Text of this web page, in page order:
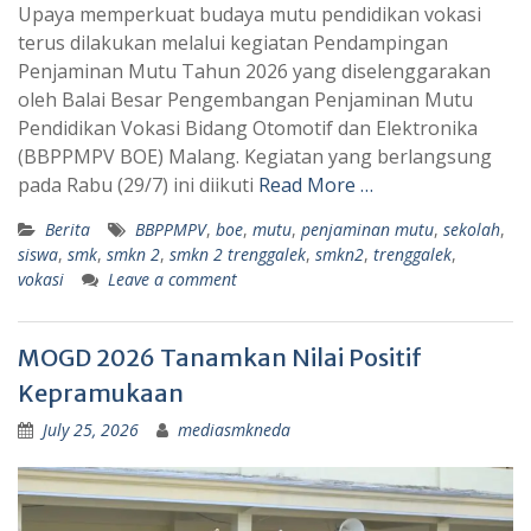
Upaya memperkuat budaya mutu pendidikan vokasi
terus dilakukan melalui kegiatan Pendampingan
Penjaminan Mutu Tahun 2026 yang diselenggarakan
oleh Balai Besar Pengembangan Penjaminan Mutu
Pendidikan Vokasi Bidang Otomotif dan Elektronika
(BBPPMPV BOE) Malang. Kegiatan yang berlangsung
pada Rabu (29/7) ini diikuti Read More …
Berita BBPPMPV, boe, mutu, penjaminan mutu, sekolah,
siswa, smk, smkn 2, smkn 2 trenggalek, smkn2, trenggalek,
vokasi
Leave a comment
MOGD 2026 Tanamkan Nilai Positif
Kepramukaan
July 25, 2026 mediasmkneda